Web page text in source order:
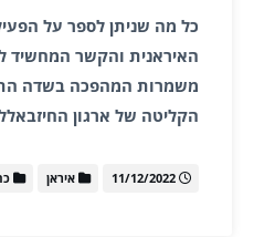
האיראנית והקשר המחשיד
משמרות המהפכה בשדה
הקליטה של ארגון
11/12/2022 איראן